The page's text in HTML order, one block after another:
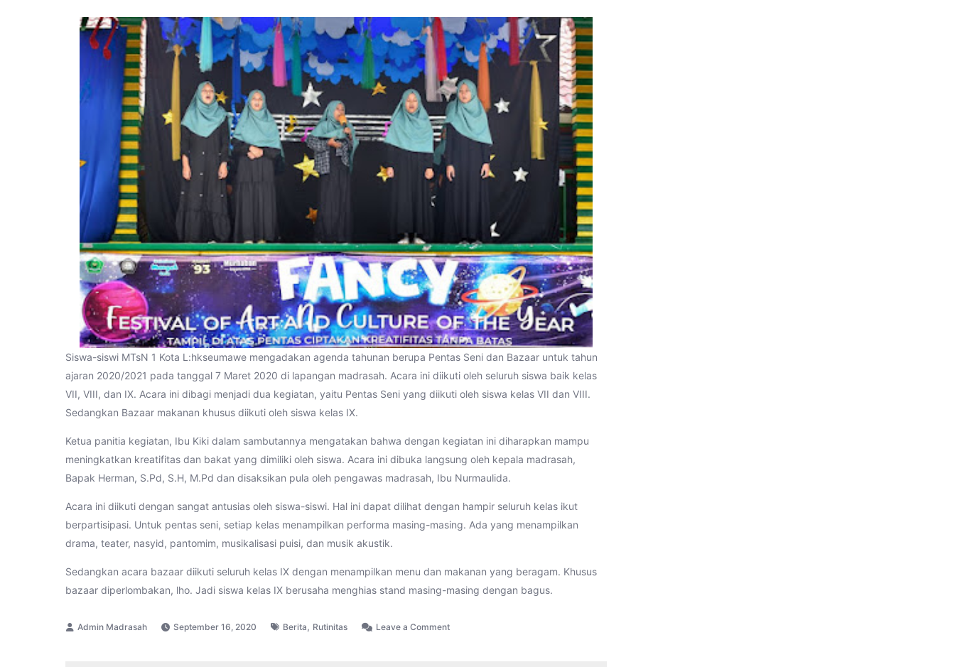
Siswa-siswi MTsN 1 Kota L:hkseumawe mengadakan agenda tahunan berupa Pentas Seni dan Bazaar untuk tahun
ajaran 2020/2021 pada tanggal 7 Maret 2020 di lapangan madrasah. Acara ini diikuti oleh seluruh siswa baik kelas
VII, VIII, dan IX. Acara ini dibagi menjadi dua kegiatan, yaitu Pentas Seni yang diikuti oleh siswa kelas VII dan VIII.
Sedangkan Bazaar makanan khusus diikuti oleh siswa kelas IX.
Ketua panitia kegiatan, Ibu Kiki dalam sambutannya mengatakan bahwa dengan kegiatan ini diharapkan mampu
meningkatkan kreatifitas dan bakat yang dimiliki oleh siswa. Acara ini dibuka langsung oleh kepala madrasah,
Bapak Herman, S.Pd, S.H, M.Pd dan disaksikan pula oleh pengawas madrasah, Ibu Nurmaulida.
Acara ini diikuti dengan sangat antusias oleh siswa-siswi. Hal ini dapat dilihat dengan hampir seluruh kelas ikut
berpartisipasi. Untuk pentas seni, setiap kelas menampilkan performa masing-masing. Ada yang menampilkan
drama, teater, nasyid, pantomim, musikalisasi puisi, dan musik akustik.
Sedangkan acara bazaar diikuti seluruh kelas IX dengan menampilkan menu dan makanan yang beragam. Khusus
bazaar diperlombakan, lho. Jadi siswa kelas IX berusaha menghias stand masing-masing dengan bagus.
September 16, 2020 Berita, Rutinitas Leave a Commenton